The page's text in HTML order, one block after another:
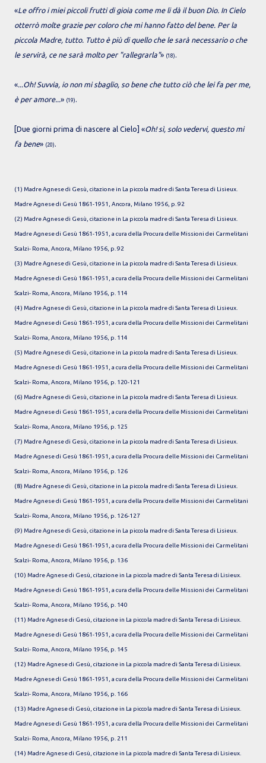
«Le offro i miei piccoli frutti di gioia come me li dà il buon Dio. In Cielo
otterrò molte grazie per coloro che mi hanno fatto del bene. Per la
piccola Madre, tutto. Tutto è più di quello che le sarà necessario o che
le servirà, ce ne sarà molto per "rallegrarla"» (18) .
«...Oh! Suvvia, io non mi sbaglio, so bene che tutto ciò che lei fa per me,
è per amore...» (19) .
[Due giorni prima di nascere al Cielo] «Oh! sì, solo vedervi, questo mi
fa bene» (20) .
(1) Madre Agnese di Gesù, citazione in La piccola madre di Santa Teresa di Lisieux.
Madre Agnese di Gesù 1861-1951, Ancora, Milano 1956, p. 92
(2) Madre Agnese di Gesù, citazione in La piccola madre di Santa Teresa di Lisieux.
Madre Agnese di Gesù 1861-1951, a cura della Procura delle Missioni dei Carmelitani
Scalzi- Roma, Ancora, Milano 1956, p. 92
(3) Madre Agnese di Gesù, citazione in La piccola madre di Santa Teresa di Lisieux.
Madre Agnese di Gesù 1861-1951, a cura della Procura delle Missioni dei Carmelitani
Scalzi- Roma, Ancora, Milano 1956, p. 114
(4) Madre Agnese di Gesù, citazione in La piccola madre di Santa Teresa di Lisieux.
Madre Agnese di Gesù 1861-1951, a cura della Procura delle Missioni dei Carmelitani
Scalzi- Roma, Ancora, Milano 1956, p. 114
(5) Madre Agnese di Gesù, citazione in La piccola madre di Santa Teresa di Lisieux.
Madre Agnese di Gesù 1861-1951, a cura della Procura delle Missioni dei Carmelitani
Scalzi- Roma, Ancora, Milano 1956, p. 120-121
(6) Madre Agnese di Gesù, citazione in La piccola madre di Santa Teresa di Lisieux.
Madre Agnese di Gesù 1861-1951, a cura della Procura delle Missioni dei Carmelitani
Scalzi- Roma, Ancora, Milano 1956, p. 125
(7) Madre Agnese di Gesù, citazione in La piccola madre di Santa Teresa di Lisieux.
Madre Agnese di Gesù 1861-1951, a cura della Procura delle Missioni dei Carmelitani
Scalzi- Roma, Ancora, Milano 1956, p. 126
(8) Madre Agnese di Gesù, citazione in La piccola madre di Santa Teresa di Lisieux.
Madre Agnese di Gesù 1861-1951, a cura della Procura delle Missioni dei Carmelitani
Scalzi- Roma, Ancora, Milano 1956, p. 126-127
(9) Madre Agnese di Gesù, citazione in La piccola madre di Santa Teresa di Lisieux.
Madre Agnese di Gesù 1861-1951, a cura della Procura delle Missioni dei Carmelitani
Scalzi- Roma, Ancora, Milano 1956, p. 136
(10) Madre Agnese di Gesù, citazione in La piccola madre di Santa Teresa di Lisieux.
Madre Agnese di Gesù 1861-1951, a cura della Procura delle Missioni dei Carmelitani
Scalzi- Roma, Ancora, Milano 1956, p. 140
(11) Madre Agnese di Gesù, citazione in La piccola madre di Santa Teresa di Lisieux.
Madre Agnese di Gesù 1861-1951, a cura della Procura delle Missioni dei Carmelitani
Scalzi- Roma, Ancora, Milano 1956, p. 145
(12) Madre Agnese di Gesù, citazione in La piccola madre di Santa Teresa di Lisieux.
Madre Agnese di Gesù 1861-1951, a cura della Procura delle Missioni dei Carmelitani
Scalzi- Roma, Ancora, Milano 1956, p. 166
(13) Madre Agnese di Gesù, citazione in La piccola madre di Santa Teresa di Lisieux.
Madre Agnese di Gesù 1861-1951, a cura della Procura delle Missioni dei Carmelitani
Scalzi- Roma, Ancora, Milano 1956, p. 211
(14) Madre Agnese di Gesù, citazione in La piccola madre di Santa Teresa di Lisieux.